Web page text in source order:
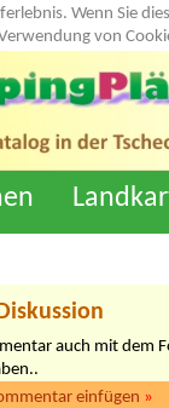
Wenn Sie
von
auch mit dem
einfügen »